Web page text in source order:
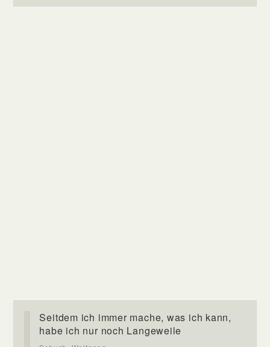
Seitdem ich immer mache, was ich kann,
habe ich nur noch Langeweile